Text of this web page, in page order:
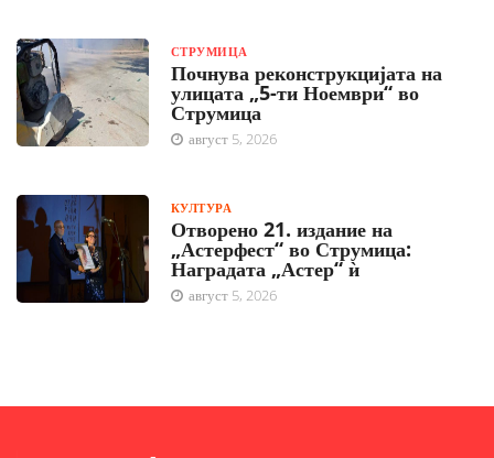
СТРУМИЦА
Почнува реконструкцијата на
улицата „5-ти Ноември“ во
Струмица
август 5, 2026
КУЛТУРА
Отворено 21. издание на
„Астерфест“ во Струмица:
Наградата „Астер“ ѝ
август 5, 2026